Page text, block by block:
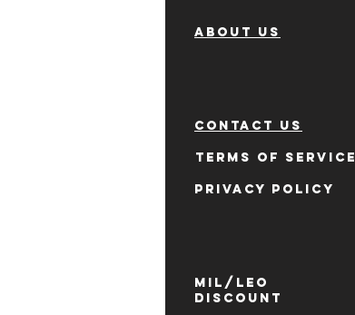
ABOUT US
CONTACT US
TERMS OF SERVICE
PRIVACY POLICY
MIL/LEO
DISCOUNT